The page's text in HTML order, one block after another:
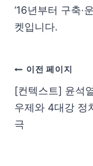
‘16년부터 구축·
켓입니다.
이전 페이지
[컨텍스트] 윤석
우제와 4대강 정
극